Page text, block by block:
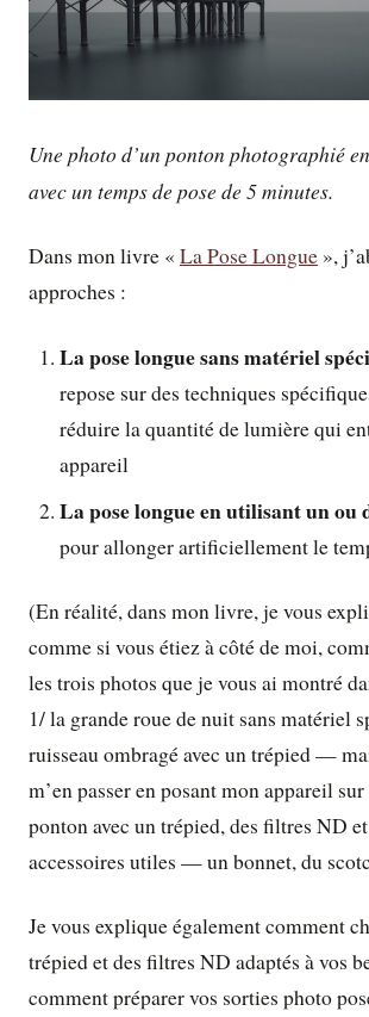
Une photo d’un ponton photographié
avec un temps de pose de 5 minutes.
Dans mon livre « La Pose Longue »,
approches :
La pose longue sans matériel
repose sur des techniques
réduire la quantité de lumière qui
appareil
La pose longue en utilisant un ou
pour allonger artificiellement le
(En réalité, dans mon livre, je vous
comme si vous étiez à côté de moi,
les trois photos que je vous ai montré
1/ la grande roue de nuit sans matériel
ruisseau ombragé avec un trépied —
m’en passer en posant mon appareil
ponton avec un trépied, des filtres ND
accessoires utiles — un bonnet, du
Je vous explique également comment
trépied et des filtres ND adaptés à vos
comment préparer vos sorties photo